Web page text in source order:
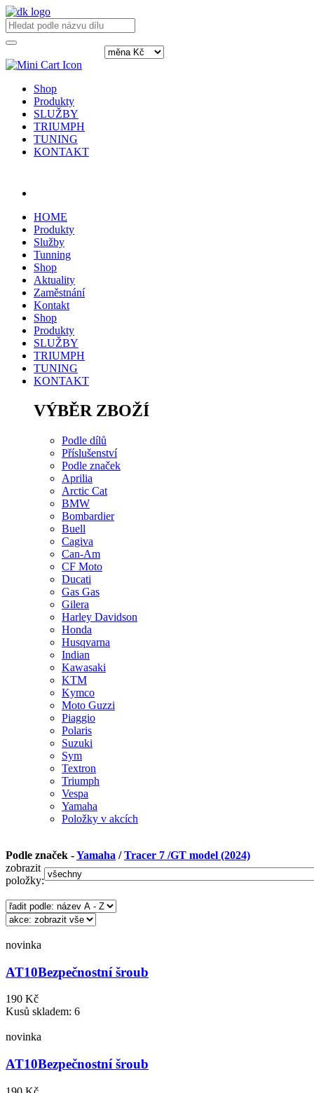
Shop
Produkty
SLUŽBY
TRIUMPH
TUNING
KONTAKT
HOME
Produkty
Služby
Tunning
Shop
Aktuality
Zaměstnání
Kontakt
Shop
Produkty
SLUŽBY
TRIUMPH
TUNING
KONTAKT
VÝBĚR ZBOŽÍ
Podle dílů
Příslušenství
Podle značek
Aprilia
Arctic Cat
BMW
Bombardier
Buell
Cagiva
Can-Am
CF Moto
Ducati
Gas Gas
Gilera
Harley Davidson
Honda
Husqvarna
Indian
Kawasaki
KTM
Kymco
Moto Guzzi
Piaggio
Polaris
Suzuki
Sym
Textron
Triumph
Vespa
Yamaha
Položky v akcích
Podle značek -Yamaha /Tracer 7 /GT model (2024)
zobrazit
položky:
novinka
AT10Bezpečnostní šroub
190 Kč
Kusů skladem: 6
novinka
AT10Bezpečnostní šroub